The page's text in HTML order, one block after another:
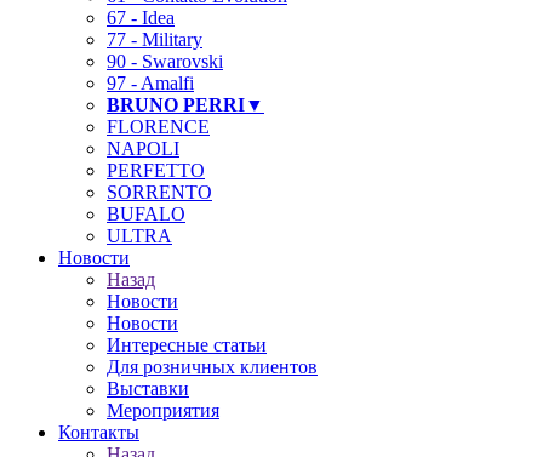
67 - Idea
77 - Military
90 - Swarovski
97 - Amalfi
BRUNO PERRI▼
FLORENCE
NAPOLI
PERFETTO
SORRENTO
BUFALO
ULTRA
Новости
Назад
Новости
Новости
Интересные статьи
Для розничных клиентов
Выставки
Мероприятия
Контакты